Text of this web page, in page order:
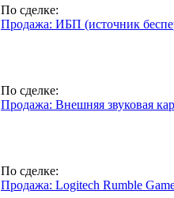
По сделке:
Продажа: ИБП (источник
По сделке:
Продажа: Внешняя звуковая
По сделке:
Продажа: Logitech Rumble